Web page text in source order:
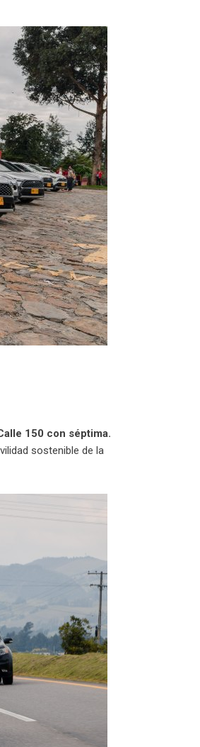
150 con séptima.
sostenible de la